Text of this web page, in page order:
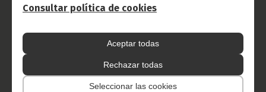
Consultar política de cookies
Aceptar todas
Rechazar todas
Seleccionar las cookies
Información de Guinea Ecuatorial